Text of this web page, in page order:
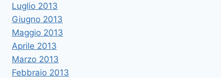
Luglio 2013
Giugno 2013
Maggio 2013
Aprile 2013
Marzo 2013
Febbraio 2013